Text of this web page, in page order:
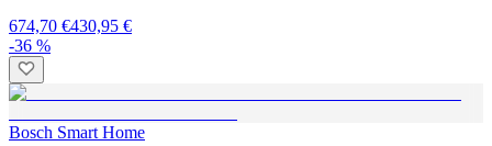
674,70 €430,95 €
-36 %
Bosch Smart Home